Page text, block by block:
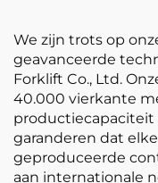
We zijn trots op
geavanceerde
Forklift Co., Ltd.
40.000 vierkante
productiecapaciteit
garanderen dat
geproduceerde
aan internationale